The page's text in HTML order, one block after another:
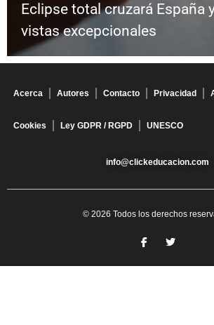
Eclipse total cruzará España
vistas excepcionales
Acerca Autores Contacto Privacidad
Cookies Ley GDPR / RGPD UNESCO
info@clickeducacion.com
© 2026 Todos los derechos